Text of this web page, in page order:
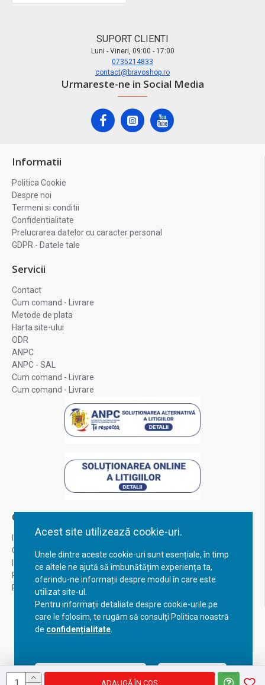
Acest site utilizează cookie-uri.
Unele dintre aceste cookie-uri sunt esențiale, în timp
ce altele ne ajută să îmbunătățim experiența ta,
oferindu-ne informații despre modul în care este
utilizat site-ul.
Pentru informații detaliate despre cookie-urile pe
care le folosim, te rugăm să consulți Politica noastră
de confidențialitate
Acceptă setările curente Configurează
ADAUGĂ ÎN COŞ
SUPORT CLIENTI
Luni - Vineri, 09:00 - 17:00
0735214833
contact@bravoshop.ro
Urmareste-ne in Social Media
Informatii
Politica Cookie
Despre noi
Termeni si conditii
Confidentialitate
Prelucrarea datelor cu caracter personal
GDPR - Datele tale
Servicii
Contact
Cum comand - Livrare
Metode de plata
Harta site-ului
ODR
ANPC
ANPC - SAL
Cum comand - Livrare
Cum comand - Livrare
Contul Meu
Inregistrare
Contul meu
Istoric comenzi
Recuperare parola
Returnare produs